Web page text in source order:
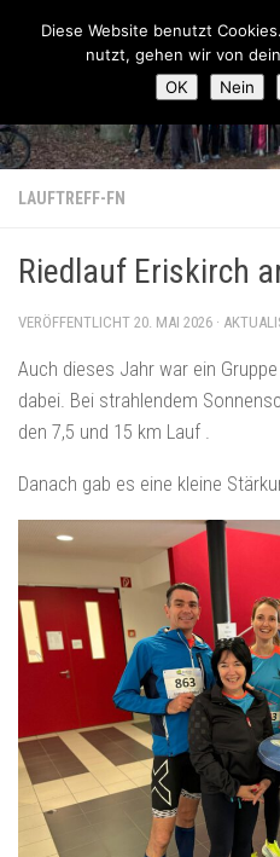
Zum Inhalt springen
Lauftreff-FN
LAUFTREFF-FN
Riedlauf Eriskirch
VERÖFFENTLICHT 20. MAI 2026 ·
Auch dieses Jahr war ein
dabei. Bei strahlendem
den 7,5 und 15 km Lauf .
Danach gab es eine kleine
Diese Website benutzt
nutzt, gehen wir von
OK
Nein